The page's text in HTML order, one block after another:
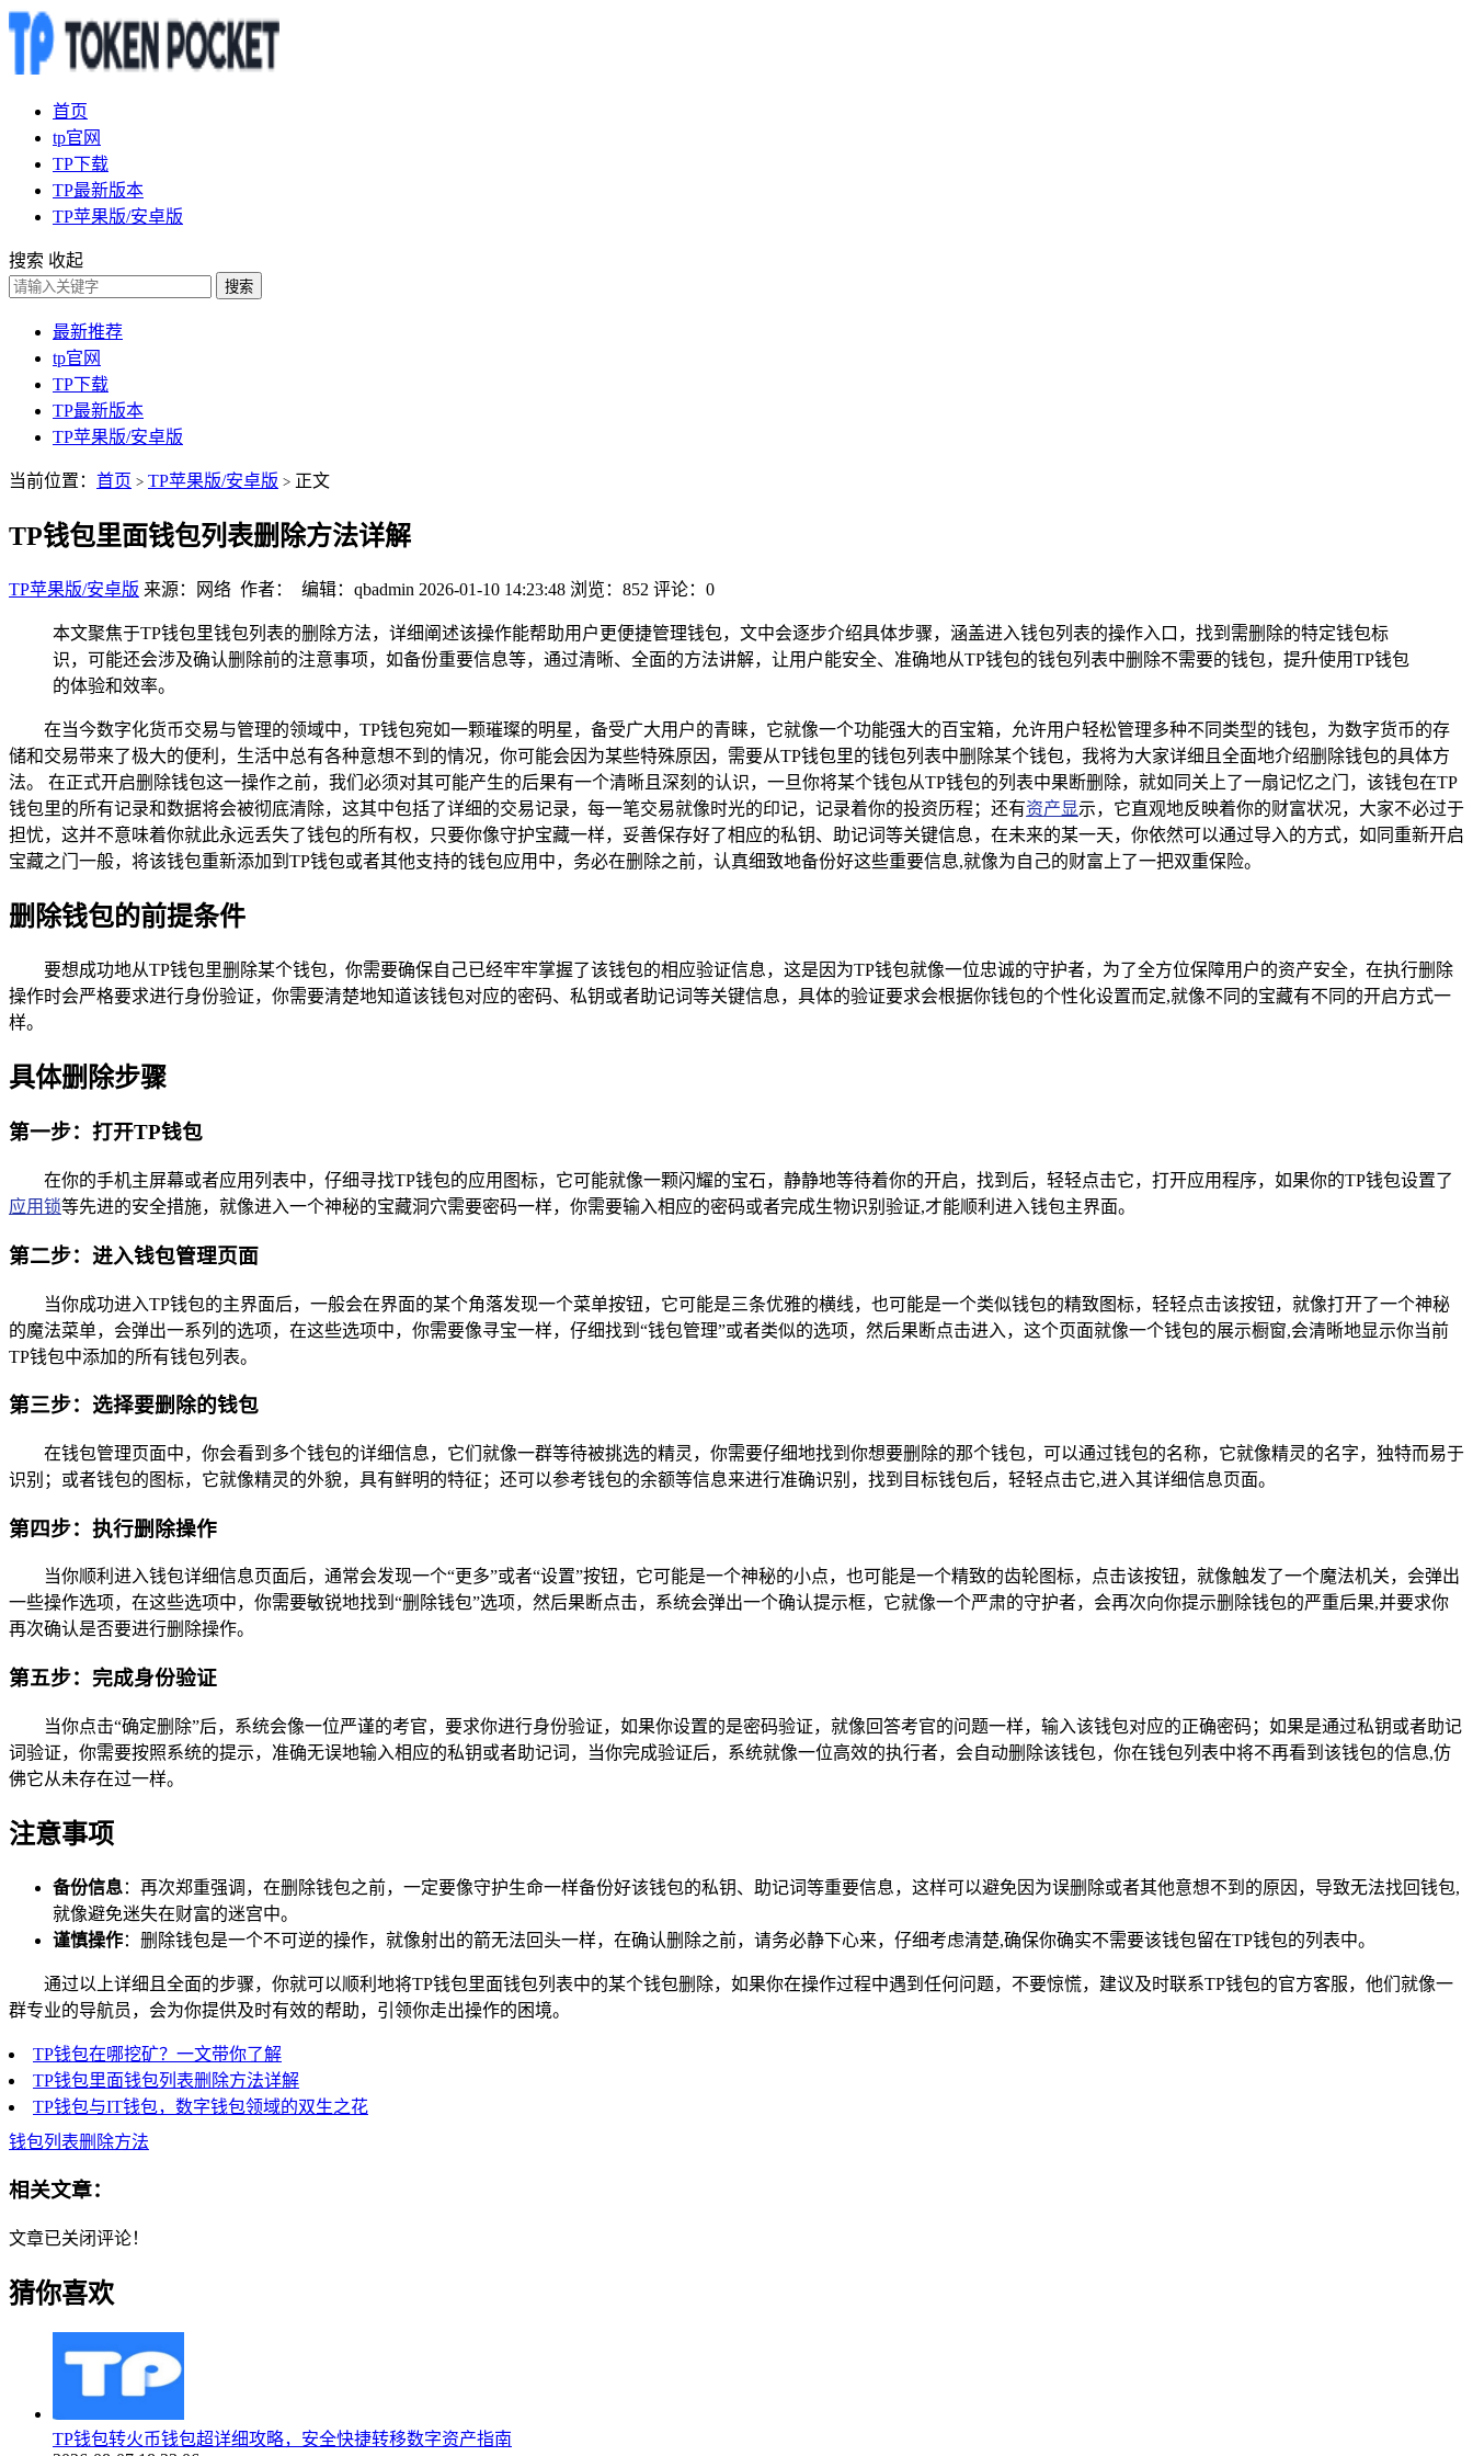
首页
tp官网
TP下载
TP最新版本
TP苹果版/安卓版
搜索 收起
搜索
最新推荐
tp官网
TP下载
TP最新版本
TP苹果版/安卓版
当前位置： 首页 > TP苹果版/安卓版 > 正文
TP钱包里面钱包列表删除方法详解
TP苹果版/安卓版 来源：网络 作者： 编辑：qbadmin 2026-01-10 14:23:48 浏览：852 评论：0
本文聚焦于TP钱包里钱包列表的删除方法，详细阐述该操作能帮助用户更便捷管理钱包，文中会逐步介绍具体步骤，涵盖进入钱包列表的操作入口，找到需删除的特定钱包标
识，可能还会涉及确认删除前的注意事项，如备份重要信息等，通过清晰、全面的方法讲解，让用户能安全、准确地从TP钱包的钱包列表中删除不需要的钱包，提升使用TP钱包
的体验和效率。
在当今数字化货币交易与管理的领域中，TP钱包宛如一颗璀璨的明星，备受广大用户的青睐，它就像一个功能强大的百宝箱，允许用户轻松管理多种不同类型的钱包，为数字货币的存
储和交易带来了极大的便利，生活中总有各种意想不到的情况，你可能会因为某些特殊原因，需要从TP钱包里的钱包列表中删除某个钱包，我将为大家详细且全面地介绍删除钱包的具体方
法。 在正式开启删除钱包这一操作之前，我们必须对其可能产生的后果有一个清晰且深刻的认识，一旦你将某个钱包从TP钱包的列表中果断删除，就如同关上了一扇记忆之门，该钱包在TP
钱包里的所有记录和数据将会被彻底清除，这其中包括了详细的交易记录，每一笔交易就像时光的印记，记录着你的投资历程；还有资产显示，它直观地反映着你的财富状况，大家不必过于
担忧，这并不意味着你就此永远丢失了钱包的所有权，只要你像守护宝藏一样，妥善保存好了相应的私钥、助记词等关键信息，在未来的某一天，你依然可以通过导入的方式，如同重新开启
宝藏之门一般，将该钱包重新添加到TP钱包或者其他支持的钱包应用中，务必在删除之前，认真细致地备份好这些重要信息,就像为自己的财富上了一把双重保险。
删除钱包的前提条件
要想成功地从TP钱包里删除某个钱包，你需要确保自己已经牢牢掌握了该钱包的相应验证信息，这是因为TP钱包就像一位忠诚的守护者，为了全方位保障用户的资产安全，在执行删除
操作时会严格要求进行身份验证，你需要清楚地知道该钱包对应的密码、私钥或者助记词等关键信息，具体的验证要求会根据你钱包的个性化设置而定,就像不同的宝藏有不同的开启方式一
样。
具体删除步骤
第一步：打开TP钱包
在你的手机主屏幕或者应用列表中，仔细寻找TP钱包的应用图标，它可能就像一颗闪耀的宝石，静静地等待着你的开启，找到后，轻轻点击它，打开应用程序，如果你的TP钱包设置了
应用锁等先进的安全措施，就像进入一个神秘的宝藏洞穴需要密码一样，你需要输入相应的密码或者完成生物识别验证,才能顺利进入钱包主界面。
第二步：进入钱包管理页面
当你成功进入TP钱包的主界面后，一般会在界面的某个角落发现一个菜单按钮，它可能是三条优雅的横线，也可能是一个类似钱包的精致图标，轻轻点击该按钮，就像打开了一个神秘
的魔法菜单，会弹出一系列的选项，在这些选项中，你需要像寻宝一样，仔细找到“钱包管理”或者类似的选项，然后果断点击进入，这个页面就像一个钱包的展示橱窗,会清晰地显示你当前
TP钱包中添加的所有钱包列表。
第三步：选择要删除的钱包
在钱包管理页面中，你会看到多个钱包的详细信息，它们就像一群等待被挑选的精灵，你需要仔细地找到你想要删除的那个钱包，可以通过钱包的名称，它就像精灵的名字，独特而易于
识别；或者钱包的图标，它就像精灵的外貌，具有鲜明的特征；还可以参考钱包的余额等信息来进行准确识别，找到目标钱包后，轻轻点击它,进入其详细信息页面。
第四步：执行删除操作
当你顺利进入钱包详细信息页面后，通常会发现一个“更多”或者“设置”按钮，它可能是一个神秘的小点，也可能是一个精致的齿轮图标，点击该按钮，就像触发了一个魔法机关，会弹出
一些操作选项，在这些选项中，你需要敏锐地找到“删除钱包”选项，然后果断点击，系统会弹出一个确认提示框，它就像一个严肃的守护者，会再次向你提示删除钱包的严重后果,并要求你
再次确认是否要进行删除操作。
第五步：完成身份验证
当你点击“确定删除”后，系统会像一位严谨的考官，要求你进行身份验证，如果你设置的是密码验证，就像回答考官的问题一样，输入该钱包对应的正确密码；如果是通过私钥或者助记
词验证，你需要按照系统的提示，准确无误地输入相应的私钥或者助记词，当你完成验证后，系统就像一位高效的执行者，会自动删除该钱包，你在钱包列表中将不再看到该钱包的信息,仿
佛它从未存在过一样。
注意事项
备份信息：再次郑重强调，在删除钱包之前，一定要像守护生命一样备份好该钱包的私钥、助记词等重要信息，这样可以避免因为误删除或者其他意想不到的原因，导致无法找回钱包,
就像避免迷失在财富的迷宫中。
谨慎操作：删除钱包是一个不可逆的操作，就像射出的箭无法回头一样，在确认删除之前，请务必静下心来，仔细考虑清楚,确保你确实不需要该钱包留在TP钱包的列表中。
通过以上详细且全面的步骤，你就可以顺利地将TP钱包里面钱包列表中的某个钱包删除，如果你在操作过程中遇到任何问题，不要惊慌，建议及时联系TP钱包的官方客服，他们就像一
群专业的导航员，会为你提供及时有效的帮助，引领你走出操作的困境。
TP钱包在哪挖矿？一文带你了解
TP钱包里面钱包列表删除方法详解
TP钱包与IT钱包，数字钱包领域的双生之花
钱包列表删除方法
相关文章：
文章已关闭评论！
猜你喜欢
TP钱包转火币钱包超详细攻略，安全快捷转移数字资产指南